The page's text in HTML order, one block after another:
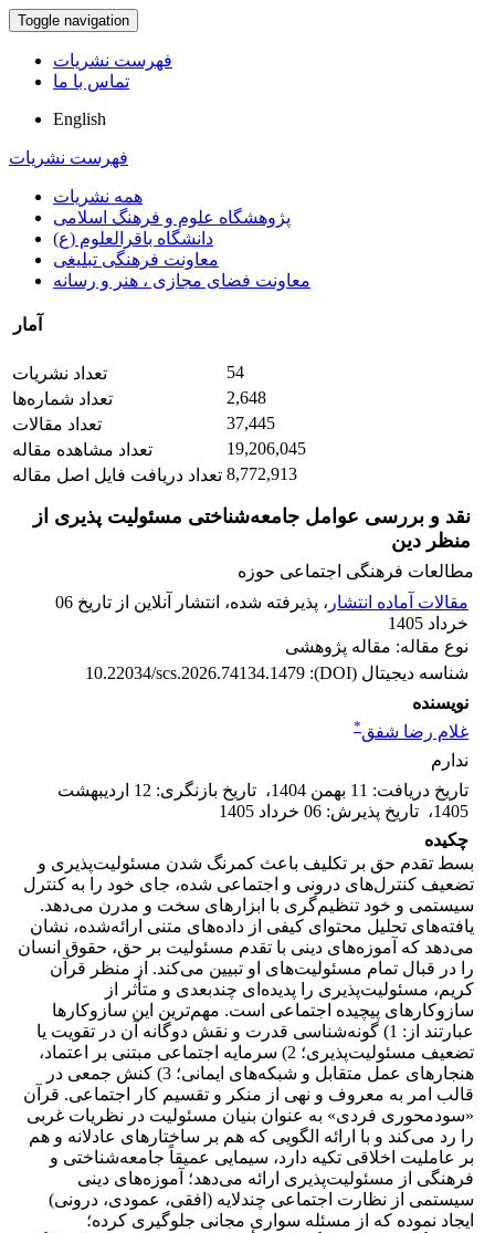
Toggle navigation
فهرست نشریات
تماس با ما
English
فهرست نشریات
همه نشریات
پژوهشگاه علوم و فرهنگ اسلامی
دانشگاه باقرالعلوم (ع)
معاونت فرهنگی تبلیغی
معاونت فضای مجازی ، هنر و رسانه
آمار
تعداد نشریات
54
تعداد شماره‌ها
2,648
تعداد مقالات
37,445
تعداد مشاهده مقاله
19,206,045
تعداد دریافت فایل اصل مقاله 8,772,913
نقد و بررسی عوامل جامعه‌شناختی مسئولیت پذیری از
منظر دین
مطالعات فرهنگی اجتماعی حوزه
مقالات آماده انتشار
، پذیرفته شده، انتشار آنلاین از تاریخ 06
خرداد 1405
نوع مقاله: مقاله پژوهشی
شناسه دیجیتال (DOI):
10.22034/scs.2026.74134.1479
نویسنده
غلام رضا شفق*
ندارم
تاریخ دریافت: 11 بهمن 1404 ، تاریخ بازنگری:
12 اردیبهشت
1405، تاریخ پذیرش: 06 خرداد 1405
چکیده
بسط تقدم حق بر تکلیف باعث کمرنگ شدن مسئولیت‌پذیری و
تضعیف کنترل‌های درونی و اجتماعی شده، جای خود را به کنترل
سیستمی و خود تنظیم‌گری با ابزارهای سخت و مدرن می‌دهد.
یافته‌های تحلیل محتوای کیفی از داده‌های متنی ارائه‌شده، نشان
می‌دهد که آموزه‌های دینی با تقدم مسئولیت بر حق، حقوق انسان
را در قبال تمام مسئولیت‌های او تبیین می‌کند. از منظر قرآن
کریم، مسئولیت‌پذیری را پدیده‌ای چندبعدی و متأثر از
سازوکارهای پیچیده اجتماعی است. مهم‌ترین این سازوکارها
عبارتند از: 1) گونه‌شناسی قدرت و نقش دوگانه آن در تقویت یا
تضعیف مسئولیت‌پذیری؛ 2) سرمایه اجتماعی مبتنی بر اعتماد،
هنجارهای عمل متقابل و شبکه‌های ایمانی؛ 3) کنش جمعی در
قالب امر به معروف و نهی از منکر و تقسیم کار اجتماعی. قرآن
«سودمحوری فردی» به عنوان بنیان مسئولیت در نظریات غربی
را رد می‌کند و با ارائه الگویی که هم بر ساختارهای عادلانه و هم
بر عاملیت اخلاقی تکیه دارد، سیمایی عمیقاً جامعه‌شناختی و
فرهنگی از مسئولیت‌پذیری ارائه می‌دهد؛ آموزه‌های دینی
سیستمی از نظارت اجتماعی چندلایه (افقی، عمودی، درونی)
ایجاد نموده که از مسئله سواری مجانی جلوگیری کرده؛